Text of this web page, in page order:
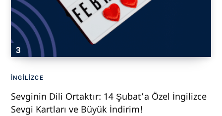
İNGILIZCE
Sevginin Dili Ortaktır: 14 Şubat’a Özel İngilizce
Sevgi Kartları ve Büyük İndirim!